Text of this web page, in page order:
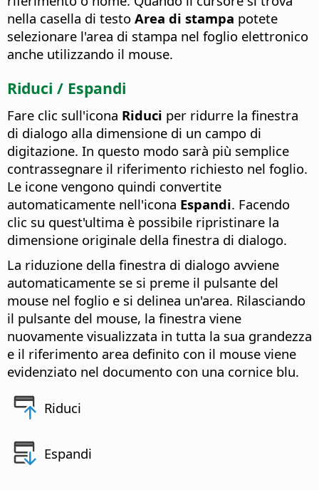
nella casella di testo Area di stampa potete
selezionare l'area di stampa nel foglio elettronico
anche utilizzando il mouse.
Riduci / Espandi
Fare clic sull'icona Riduci per ridurre la finestra
di dialogo alla dimensione di un campo di
digitazione. In questo modo sarà più semplice
contrassegnare il riferimento richiesto nel foglio.
Le icone vengono quindi convertite
automaticamente nell'icona Espandi. Facendo
clic su quest'ultima è possibile ripristinare la
dimensione originale della finestra di dialogo.
La riduzione della finestra di dialogo avviene
automaticamente se si preme il pulsante del
mouse nel foglio e si delinea un'area. Rilasciando
il pulsante del mouse, la finestra viene
nuovamente visualizzata in tutta la sua grandezza
e il riferimento area definito con il mouse viene
evidenziato nel documento con una cornice blu.
Riduci
Espandi